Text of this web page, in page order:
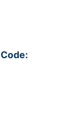
Code: